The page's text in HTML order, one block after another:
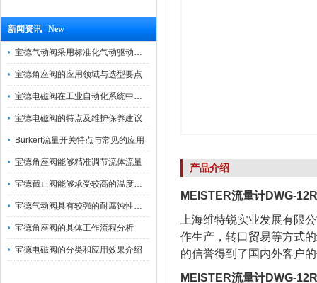
新闻资讯 New
宝德气动阀采用标准化气动驱动设计，可匹配各类工业气源工况
宝德角座阀的应用领域与选型要点
宝德电磁阀在工业自动化系统中的作用
宝德电磁阀的特点及维护保养建议
Burkert流量开关特点与常见的应用
宝德角座阀能够精准调节流体流量
宝德截止阀能够承受较高的温度和压力
宝德气动阀具有较强的耐腐蚀性和抗震性
宝德角座阀的具体工作流程分析
宝德电磁阀的分类和应用效果介绍
产品介绍
MEISTER流量计DWG-
上海维特锐实业发展有限
作生产，转口贸易等方式
的信誉得到了国内外客户
MEISTER流量计DWG-